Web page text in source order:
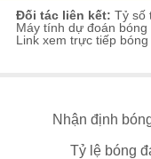
Đối tác liên kết: Tỷ số
Máy tính dự đoán bóng
Link xem trực tiếp bóng
Nhận định
Tỷ lệ bóng